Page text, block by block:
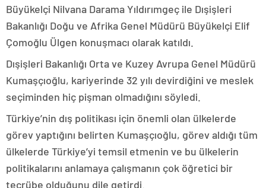
Büyükelçi Nilvana Darama Yıldırımgeç ile Dışişleri
Bakanlığı Doğu ve Afrika Genel Müdürü Büyükelçi Elif
Çomoğlu Ülgen konuşmacı olarak katıldı.
Dışişleri Bakanlığı Orta ve Kuzey Avrupa Genel Müdürü
Kumaşçıoğlu, kariyerinde 32 yılı devirdiğini ve meslek
seçiminden hiç pişman olmadığını söyledi.
Türkiye’nin dış politikası için önemli olan ülkelerde
görev yaptığını belirten Kumaşçıoğlu, görev aldığı tüm
ülkelerde Türkiye’yi temsil etmenin ve bu ülkelerin
politikalarını anlamaya çalışmanın çok öğretici bir
tecrübe olduğunu dile getirdi.